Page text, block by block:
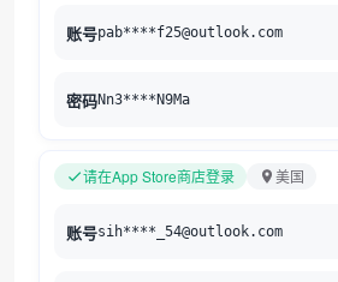
账号pab****f25@outlook.com
密码Nn3****N9Ma
请在App Store商店登录 美国
账号sih****_54@outlook.com